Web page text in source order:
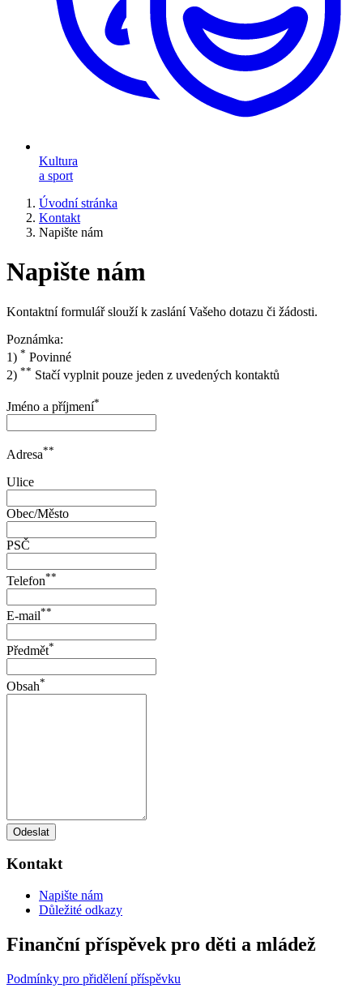
Kultura
a sport
Úvodní stránka
Kontakt
Napište nám
Napište nám
Kontaktní formulář slouží k zaslání Vašeho dotazu či žádosti.
Poznámka:
1) * Povinné
2) ** Stačí vyplnit pouze jeden z uvedených kontaktů
Jméno a příjmení*
Adresa**
Ulice
Obec/Město
PSČ
Telefon**
E-mail**
Předmět*
Obsah*
Odeslat
Kontakt
Napište nám
Důležité odkazy
Finanční příspěvek pro děti a mládež
Podmínky pro přidělení příspěvku